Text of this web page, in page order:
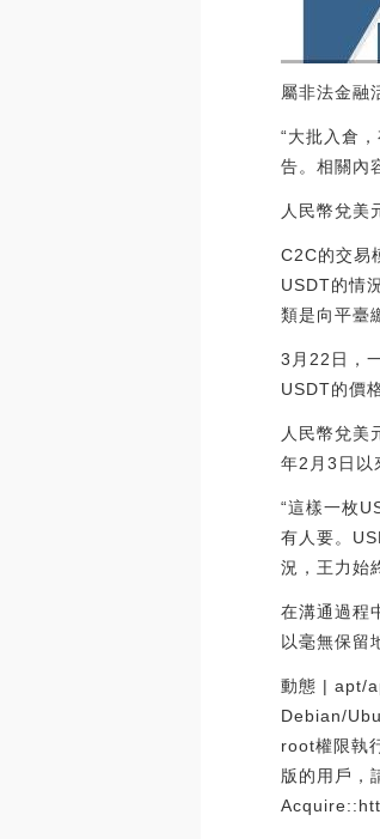
屬非法金融
“大批入倉
告。相關內
人民幣兌
C2C的交易
USDT的情
類是向平臺
3月22日，
USDT的價
人民幣兌
年2月3日以
“這樣一枚
有人要。
況，王力始
在溝通過程
以毫無保留
動態 | apt/
Debian/
root權限執
版的用戶，